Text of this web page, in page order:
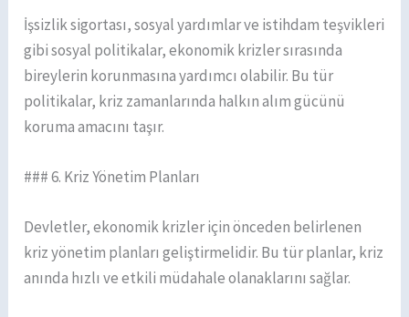
İşsizlik sigortası, sosyal yardımlar ve istihdam teşvikleri
gibi sosyal politikalar, ekonomik krizler sırasında
bireylerin korunmasına yardımcı olabilir. Bu tür
politikalar, kriz zamanlarında halkın alım gücünü
koruma amacını taşır.
### 6. Kriz Yönetim Planları
Devletler, ekonomik krizler için önceden belirlenen
kriz yönetim planları geliştirmelidir. Bu tür planlar, kriz
anında hızlı ve etkili müdahale olanaklarını sağlar.